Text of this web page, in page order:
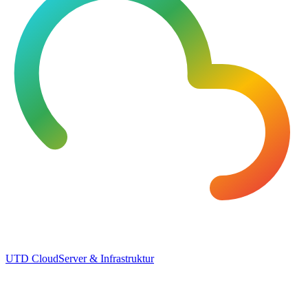
UTD CloudServer & Infrastruktur